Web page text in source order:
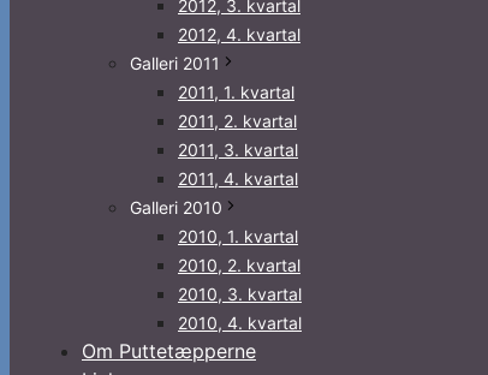
2012, 3. kvartal
2012, 4. kvartal
Galleri 2011
2011, 1. kvartal
2011, 2. kvartal
2011, 3. kvartal
2011, 4. kvartal
Galleri 2010
2010, 1. kvartal
2010, 2. kvartal
2010, 3. kvartal
2010, 4. kvartal
Om Puttetæpperne